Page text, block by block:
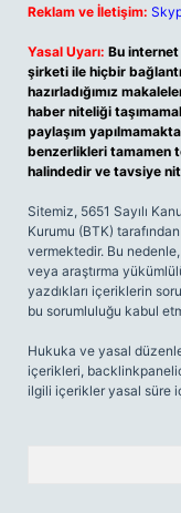
Reklam ve İletişim:
Yasal Uyarı: Bu
şirketi ile hiçbir
hazırladığımız
haber niteliği
paylaşım
benzerlikleri tamamen
halindedir ve tavsiye
Sitemiz, 5651 Sayılı
Kurumu (BTK)
vermektedir. Bu
veya araştırma
yazdıkları içeriklerin
bu sorumluluğu kabul
Hukuka ve yasal
içerikleri,
ilgili içerikler yasal süre